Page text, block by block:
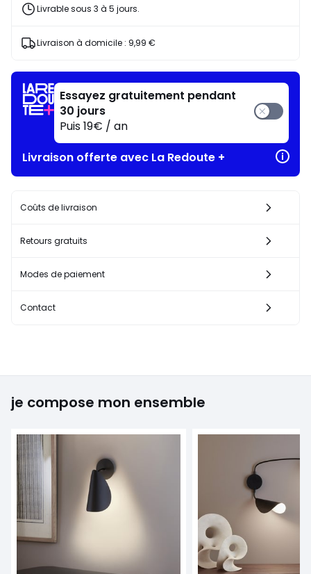
articles
J'en
Livrable sous 3 à 5 jours.
Livraison à domicile : 9,99 €
Essayez gratuitement pendant
30 jours
Puis 19€ / an
Livraison offerte avec La Redoute +
Coûts de livraison
Retours gratuits
Modes de paiement
Contact
je compose mon ensemble